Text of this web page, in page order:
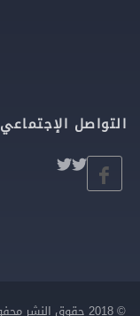
التواصل الإجتماعي
© 2018 حقوق النشر محفوظة بواسطة